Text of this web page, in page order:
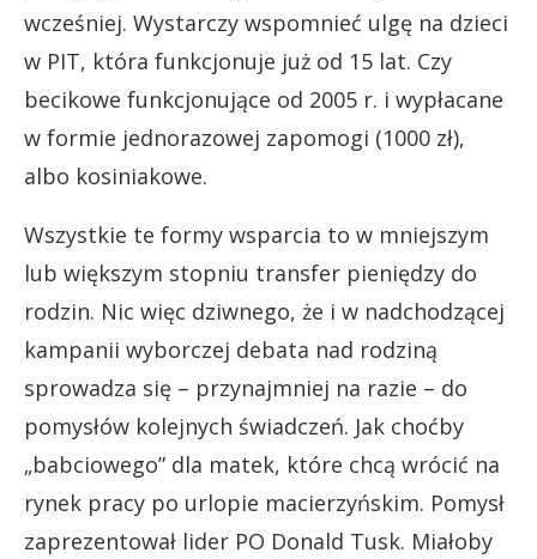
wcześniej. Wystarczy wspomnieć ulgę na dzieci
w PIT, która funkcjonuje już od 15 lat. Czy
becikowe funkcjonujące od 2005 r. i wypłacane
w formie jednorazowej zapomogi (1000 zł),
albo kosiniakowe.
Wszystkie te formy wsparcia to w mniejszym
lub większym stopniu transfer pieniędzy do
rodzin. Nic więc dziwnego, że i w nadchodzącej
kampanii wyborczej debata nad rodziną
sprowadza się – przynajmniej na razie – do
pomysłów kolejnych świadczeń. Jak choćby
„babciowego” dla matek, które chcą wrócić na
rynek pracy po urlopie macierzyńskim. Pomysł
zaprezentował lider PO Donald Tusk. Miałoby